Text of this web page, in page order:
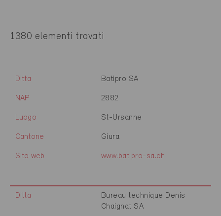
1380 elementi trovati
Ditta Batipro SA
NAP 2882
Luogo St-Ursanne
Cantone Giura
Sito web www.batipro-sa.ch
Ditta
Bureau technique Denis
Chaignat SA